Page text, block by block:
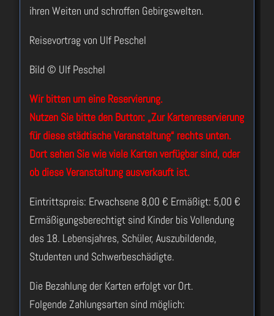
ihren Weiten und schroffen Gebirgswelten.
Reisevortrag von Ulf Peschel
Bild © Ulf Peschel
Wir bitten um eine Reservierung.
Nutzen Sie bitte den Button: „Zur Kartenreservierung
für diese städtische Veranstaltung“ rechts unten.
Dort sehen Sie wie viele Karten verfügbar sind, oder
ob diese Veranstaltung ausverkauft ist.
Eintrittspreis: Erwachsene 8,00 € Ermäßigt: 5,00 €
Ermäßigungsberechtigt sind Kinder bis Vollendung
des 18. Lebensjahres, Schüler, Auszubildende,
Studenten und Schwerbeschädigte.
Die Bezahlung der Karten erfolgt vor Ort.
Folgende Zahlungsarten sind möglich: